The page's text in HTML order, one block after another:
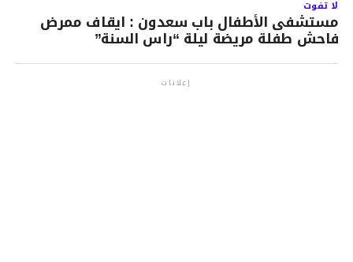
لا تفوت
مستشفى الأطفال باب سعدون : ايقاف ممرض
فاحش طفلة مريضة ليلة “راس السنة”
إعلانات